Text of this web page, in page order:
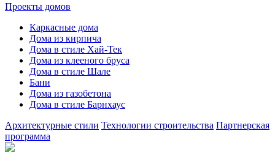
Проекты домов
Каркасные дома
Дома из кирпича
Дома в стиле Хай-Тек
Дома из клееного бруса
Дома в стиле Шале
Бани
Дома из газобетона
Дома в стиле Барнхаус
Архитектурные стили Технологии строительства Партнерская
программа